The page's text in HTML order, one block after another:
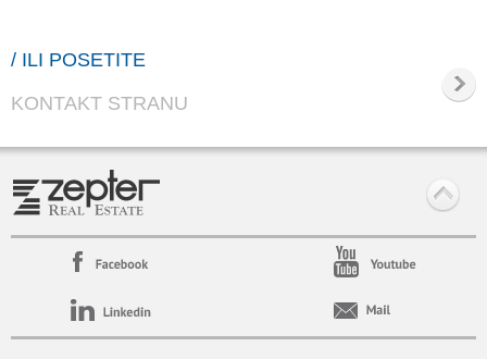
/ ILI POSETITE
KONTAKT STRANU